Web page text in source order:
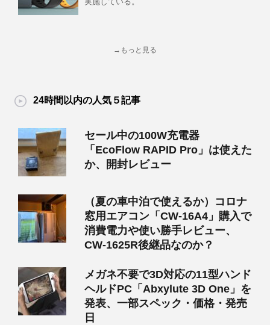
→もっと見る
24時間以内の人気５記事
セール中の100W充電器
「EcoFlow RAPID Pro」は使えた
か、開封レビュー
（夏の車中泊で使えるか）コロナ
窓用エアコン「CW-16A4」購入で
消費電力や使い勝手レビュー、
CW-1625R後継品なのか？
メガネ不要で3D対応の11型ハンド
ヘルドPC「Abxylute 3D One」を
発表、一部スペック・価格・発売
日